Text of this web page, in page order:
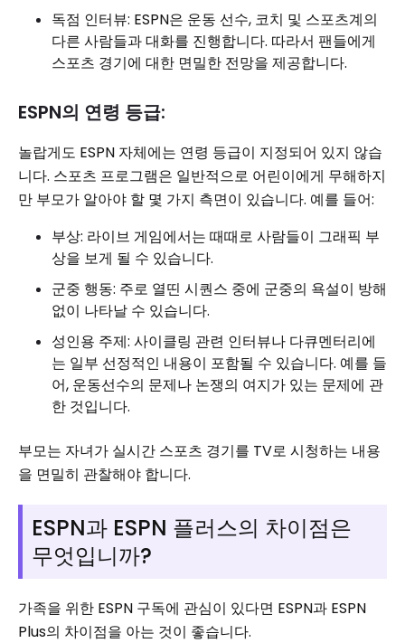
독점 인터뷰: ESPN은 운동 선수, 코치 및 스포츠계의
다른 사람들과 대화를 진행합니다. 따라서 팬들에게
스포츠 경기에 대한 면밀한 전망을 제공합니다.
ESPN의 연령 등급:
놀랍게도 ESPN 자체에는 연령 등급이 지정되어 있지 않습
니다. 스포츠 프로그램은 일반적으로 어린이에게 무해하지
만 부모가 알아야 할 몇 가지 측면이 있습니다. 예를 들어:
부상: 라이브 게임에서는 때때로 사람들이 그래픽 부
상을 보게 될 수 있습니다.
군중 행동: 주로 열띤 시퀀스 중에 군중의 욕설이 방해
없이 나타날 수 있습니다.
성인용 주제: 사이클링 관련 인터뷰나 다큐멘터리에
는 일부 선정적인 내용이 포함될 수 있습니다. 예를 들
어, 운동선수의 문제나 논쟁의 여지가 있는 문제에 관
한 것입니다.
부모는 자녀가 실시간 스포츠 경기를 TV로 시청하는 내용
을 면밀히 관찰해야 합니다.
ESPN과 ESPN 플러스의 차이점은
무엇입니까?
가족을 위한 ESPN 구독에 관심이 있다면 ESPN과 ESPN
Plus의 차이점을 아는 것이 좋습니다.